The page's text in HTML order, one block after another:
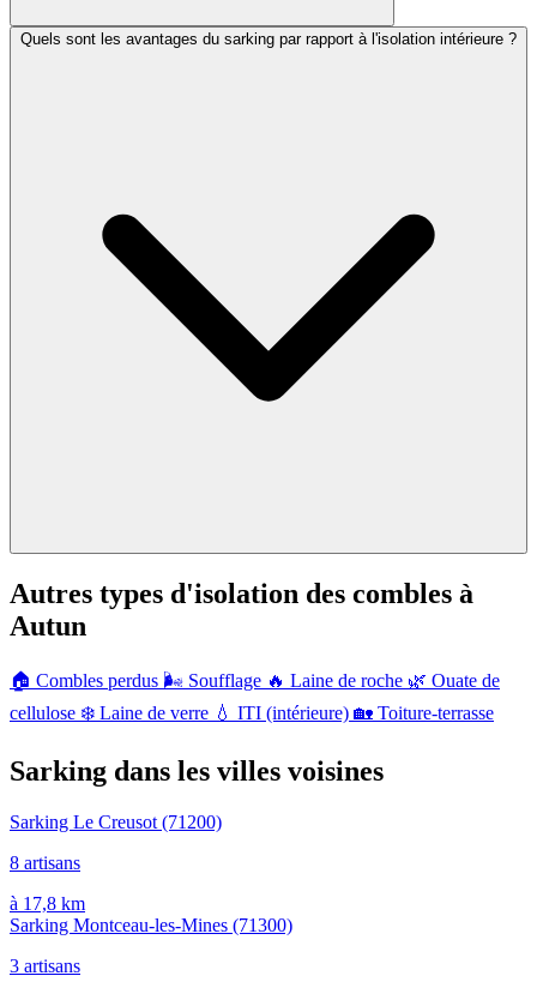
Quels sont les avantages du sarking par rapport à l'isolation intérieure ?
Autres types d'isolation des combles à
Autun
🏠 Combles perdus 🌬️ Soufflage 🔥 Laine de roche 🌿 Ouate de
cellulose ❄️ Laine de verre 💧 ITI (intérieure) 🏡 Toiture-terrasse
Sarking dans les villes voisines
Sarking Le Creusot (71200)
8 artisans
à 17,8 km
Sarking Montceau-les-Mines (71300)
3 artisans